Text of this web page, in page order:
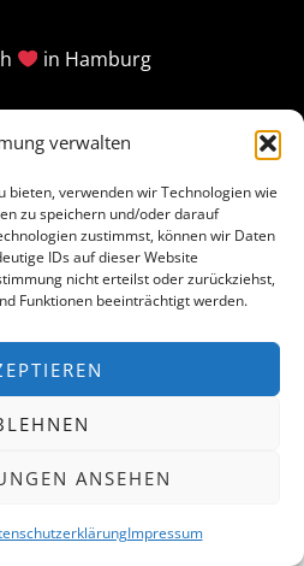
verwalten
bieten, verwenden wir Technologien wie
zu speichern und/oder darauf
zustimmst, können wir Daten
IDs auf dieser Website
nicht erteilst oder zurückziehst,
Funktionen beeinträchtigt werden.
ANSEHEN
Impressum
in Hamburg